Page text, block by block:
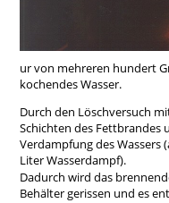
ur von mehreren hundert
kochendes Wasser.
Durch den Löschversuch
Schichten des Fettbrandes
Verdampfung des Wassers
Liter Wasserdampf).
Dadurch wird das
Behälter gerissen und es